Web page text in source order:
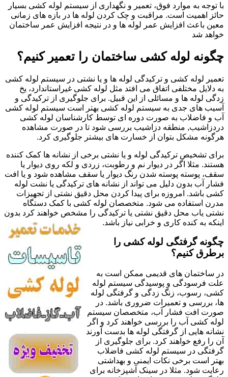
با توجه به موارد فوق، تعمیر و نگهداری از سیستم لوله کشی بسیار
حائز اهمیت است. مراقبت و چک کردن لوله ها در بازه های زمانی
معین باعث افزایش عمر لوله ها و در نتیجه افزایش عمر ساختمان
خواهد شد
چگونه لوله کشی ساختمان را تعمیر کنیم؟
تعمیر لوله کشی و ترکیدگی لوله ها و یا نشتی در سیستم لوله کشی
به دلایل مختلفی اتفاق می افتد مثل لوله کشی غیراستاندارد، یخ
زدگی لوله ها و مسائلی از این قبیل. برای جلوگیری از ترکیدگی و
آسیب های جدی به سیستم لوله کشی بهتر است سیستم لوله کشی
آب و فاضلاب به صورت دوره ای توسط کارشناسان لوله کشی
دردزاشیب, منطقه دزاشیب بررسی شود تا در صورت مشاهده
هرگونه مشکل بتوان از خسارت های بیشتر جلوگیری کرد.
برای تشخیص ترکیدگی لوله و یا نشتی برخی از نشانه ها کمک کننده
هستند. مثلا اگر در دیوار نم و رطوبت، زردی و لکه روی دیوار یا
سقف، پوسته پوسته شدن رنگ دیوار یا سقف مشاهده شود و یا افت
فشار آب بدون دلیل می تواند از نشانه های ترکیدگی یا نشت لوله
کشی باشد. امروزه برای پیدا کردن محل دقیق نشتی از تجهیزات
مدرن استفاده می شود. متخصصان لوله کشی با کمک دستگاه
نشتی یاب محل دقیق نشتی یا ترکیدگی را مشخص خواهند کرد بدون
اینکه به کنده کاری و خرابی نیاز باشد.
چگونه گرفتگی لوله کشی را
برطرق کنیم؟
در ساختمان های قدیمی ممکن است به
علت فرسودگی و پوسیدگی سیستم لوله
کشی، رسوب، زنگ زدگی و گرفتگی لوله
ها، بررسی و تعمیرات ضروری باشد. در
صورت افت فشار آب، متخصصان سیستم
لوله کشی آب را بررسی خواهند کرد و اگر
نشانه هایی از گرفتگی لوله ها بدست آورند
آن را رفع خواهند کرد. برای جلوگیری از
گرفتگی در سیستم لوله کشی فاضلاب
بهتر است برخی نکات ایمنی و بهداشتی
رعایت شود. مثلا در سینک آشپزخانه برای